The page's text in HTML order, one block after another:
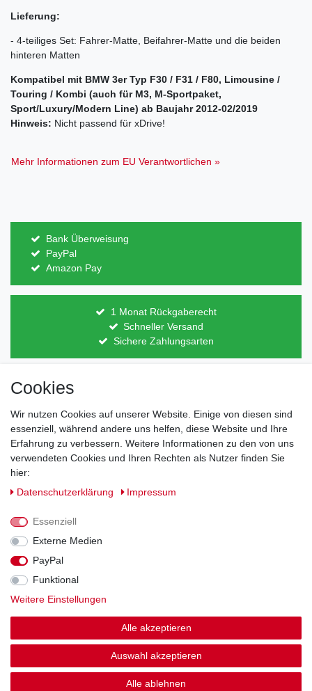
Lieferung:
- 4-teiliges Set: Fahrer-Matte, Beifahrer-Matte und die beiden
hinteren Matten
Kompatibel mit BMW 3er Typ F30 / F31 / F80, Limousine /
Touring / Kombi (auch für M3, M-Sportpaket,
Sport/Luxury/Modern Line) ab Baujahr 2012-02/2019
Hinweis: Nicht passend für xDrive!
Mehr Informationen zum EU Verantwortlichen »
Bank Überweisung
PayPal
Amazon Pay
1 Monat Rückgaberecht
Schneller Versand
Sichere Zahlungsarten
Direkt vom Hersteller
Lagerware
Barrierefreiheitserklärung
© Copyright 2026 | Alle Rechte vorbehalten.
Cookies
Wir nutzen Cookies auf unserer Website. Einige von diesen sind
essenziell, während andere uns helfen, diese Website und Ihre
Erfahrung zu verbessern. Weitere Informationen zu den von uns
verwendeten Cookies und Ihren Rechten als Nutzer finden Sie
hier:
Daten­schutz­erklärung
Impressum
Essenziell
Externe Medien
PayPal
Funktional
Weitere Einstellungen
Alle akzeptieren
Auswahl akzeptieren
Alle ablehnen